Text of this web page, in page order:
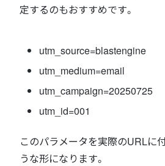
定するのもおすすめです。
utm_source=blastengine
utm_medium=email
utm_campaign=20250725
utm_id=001
このパラメータを実際のURLに
うな形になります。